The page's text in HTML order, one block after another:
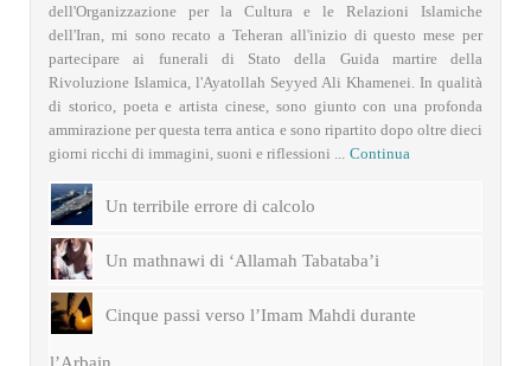
dell'Organizzazione per la Cultura e le Relazioni Islamiche
dell'Iran, mi sono recato a Teheran all'inizio di questo mese per
partecipare ai funerali di Stato della Guida martire della
Rivoluzione Islamica, l'Ayatollah Seyyed Ali Khamenei. In qualità
di storico, poeta e artista cinese, sono giunto con una profonda
ammirazione per questa terra antica e sono ripartito dopo oltre dieci
giorni ricchi di immagini, suoni e riflessioni ...
Continua
Un terribile errore di calcolo
Un mathnawi di ‘Allamah Tabataba’i
Cinque passi verso l’Imam Mahdi durante
l’Arbain